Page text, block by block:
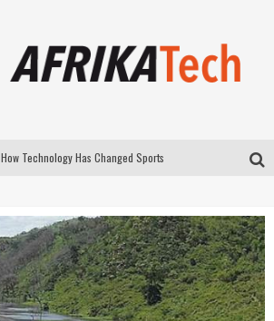
How Technology Has Changed Sports
La Révolution Silencieuse : Quand Les Entrepreneurs Africains Décident de ne Plus se Taire
New to online sports betting? Consider These Tips to Play Your First Online Sports Betting Successfully